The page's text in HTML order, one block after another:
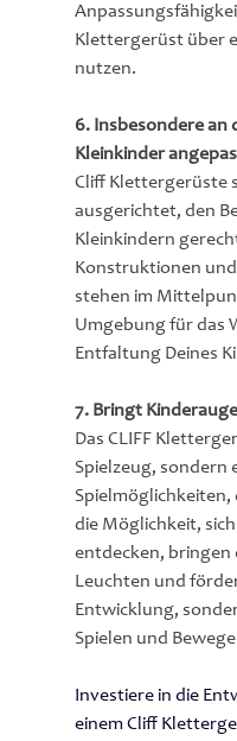
Klettergerüst über
nutzen.
6. Insbesondere an
Kleinkinder
Cliff Klettergerüste
ausgerichtet, den
Kleinkindern
Konstruktionen
stehen im
Umgebung für das
Entfaltung Deines
7. Bringt
Das CLIFF
Spielzeug, sondern
die Möglichkeit,
entdecken, bringen
Leuchten und
Entwicklung,
Spielen und
Investiere in die
einem Cliff